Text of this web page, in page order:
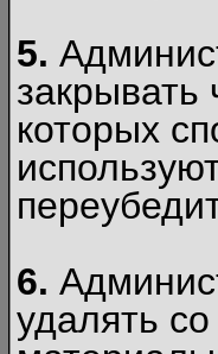
5.
закрывать
которых
6.
удалять